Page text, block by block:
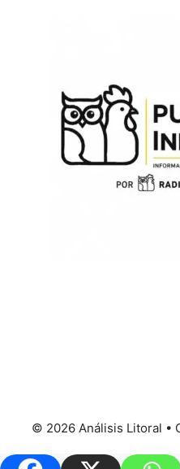
© 2026 Análisis Litoral •